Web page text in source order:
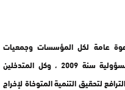
عامة لكل المؤسسات وجمعيات
المجتمع المدني كما اعتدناه منذ تحملنا المسؤولية سنة 2009 ، وكل المتدخلين
لتحقيق التنمية المتوخاة لإخراج